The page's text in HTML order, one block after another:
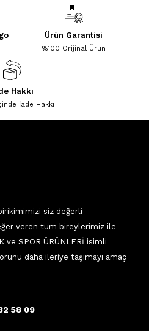
Ürün Garantisi
%100 Orijinal Ürün
Hakkı
İade Hakkı
siz değerli
veren tüm bireylerimiz ile
ve SPOR ÜRÜNLERİ isimli
daha ileriye taşımayı amaç
58 09